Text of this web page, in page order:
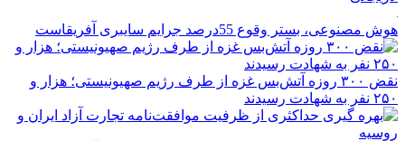
هوش مصنوعی، بستر وقوع 55درصد جرایم سایبری آفریقاست
نقض ۳۰۰ روزه آتش‌بس غزه از طرف رژیم صهیونیستی؛ هزار و
۲۵۰ نفر به شهادت رسیدند